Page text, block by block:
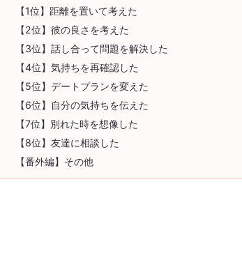
【1位】距離を置いて考えた
【2位】彼の良さを考えた
【3位】話し合って問題を解決した
【4位】気持ちを再確認した
【5位】デートプランを変えた
【6位】自分の気持ちを伝えた
【7位】別れた時を想像した
【8位】友達に相談した
【番外編】その他